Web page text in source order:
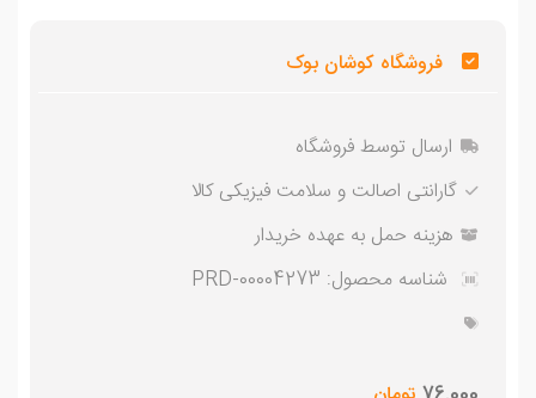
فروشگاه کوشان بوک
ارسال توسط فروشگاه
گارانتی اصالت و سلامت فیزیکی کالا
هزینه حمل به عهده خریدار
شناسه محصول:PRD-00004273